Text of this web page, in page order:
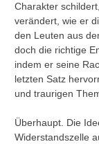
Charakter
verändert, wie er
den Leuten aus
doch die richtige
indem er seine
letzten Satz
und traurigen
Überhaupt. Die
Widerstandszelle